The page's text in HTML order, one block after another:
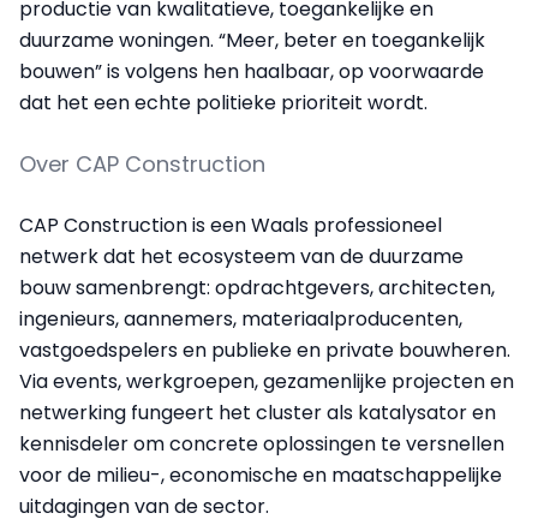
productie van kwalitatieve, toegankelijke en
duurzame woningen. “Meer, beter en toegankelijk
bouwen” is volgens hen haalbaar, op voorwaarde
dat het een echte politieke prioriteit wordt.
Over CAP Construction
CAP Construction is een Waals professioneel
netwerk dat het ecosysteem van de duurzame
bouw samenbrengt: opdrachtgevers, architecten,
ingenieurs, aannemers, materiaalproducenten,
vastgoedspelers en publieke en private bouwheren.
Via events, werkgroepen, gezamenlijke projecten en
netwerking fungeert het cluster als katalysator en
kennisdeler om concrete oplossingen te versnellen
voor de milieu-, economische en maatschappelijke
uitdagingen van de sector.